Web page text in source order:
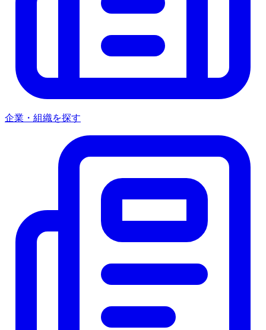
企業・組織を探す